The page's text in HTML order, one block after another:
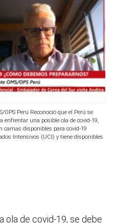
OPS Perú Reconoció que el Perú se
enfrentar una posible ola de covid-19,
camas disponibles para covid-19
Intensivos (UCI) y tiene disponibles
ola de covid-19, se debe